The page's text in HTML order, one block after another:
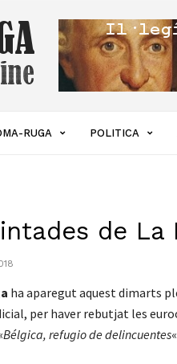
RUGA POLITICA
de
ha aparegut aquest dimarts
per haver rebutjat les
Bélgica, refugio de delincuentes